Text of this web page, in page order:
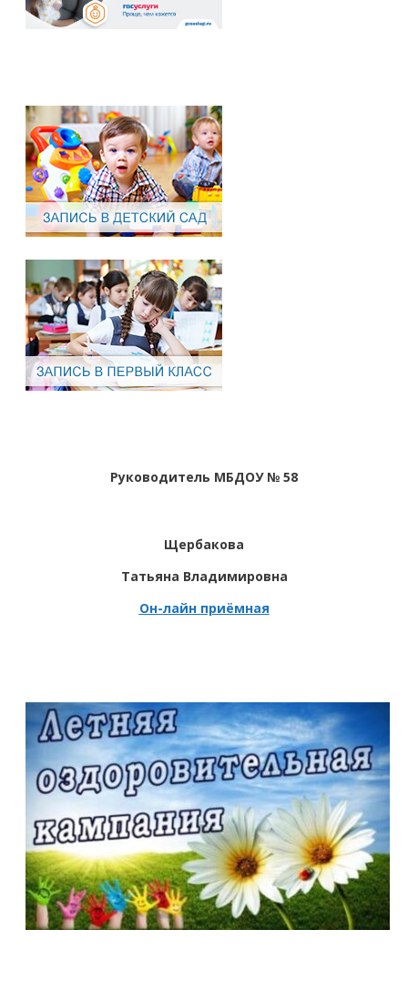
Руководитель МБДОУ № 58
Щербакова
Татьяна Владимировна
Он-лайн приёмная